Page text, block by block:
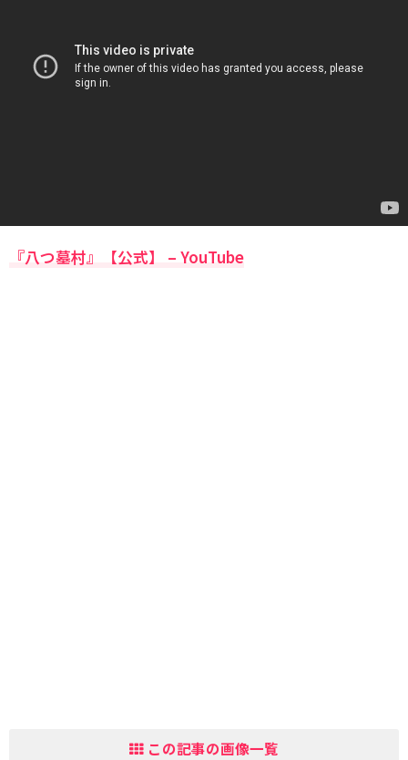
『八つ墓村』【公式】 – YouTube
この記事の画像一覧